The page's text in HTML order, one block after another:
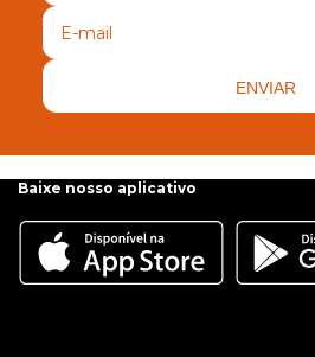
ENVIAR
Baixe nosso aplicativo